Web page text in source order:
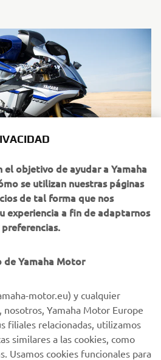
objetivo de ayudar a Yamaha
se utilizan nuestras páginas
de tal forma que nos
experiencia a fin de adaptarnos
de Yamaha Motor
motor.eu) y cualquier
Yamaha Motor Europe
filiales relacionadas, utilizamos
similares a las cookies, como
Usamos cookies funcionales para